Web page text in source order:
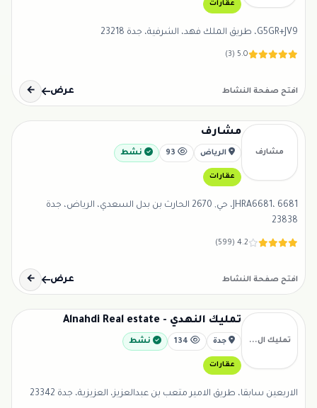
عقارات
G5GR+JV9، طريق الملك فهد، الشرفية، جدة 23218
5.0 (3)
افتح صفحة النشاط عرض ←
مشارف
مشارف
الرياض نشط
عقارات
JHRA6681، 6681، حي, 2670 الحارث بن بدل السعدي، الرياض، جدة
23838
4.2 (599)
افتح صفحة النشاط عرض ←
تمليك ال...
تمليك النهدي - Alnahdi Real estate
جدة نشط
عقارات
الاربعين سابقا، طريق الامير متعب بن عبدالعزيز، العزيزية، جدة 23342